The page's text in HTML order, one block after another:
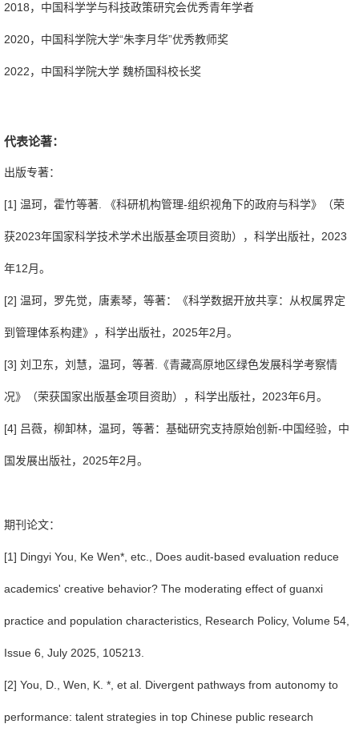
2018，中国科学学与科技政策研究会优秀青年学者
2020，中国科学院大学“朱李月华”优秀教师奖
2022，中国科学院大学 魏桥国科校长奖
代表论著：
出版专著：
[1] 温珂，霍竹等著. 《科研机构管理-组织视角下的政府与科学》（荣
获2023年国家科学技术学术出版基金项目资助），科学出版社，2023
年12月。
[2] 温珂，罗先觉，唐素琴，等著：《科学数据开放共享：从权属界定
到管理体系构建》，科学出版社，2025年2月。
[3] 刘卫东，刘慧，温珂，等著.《青藏高原地区绿色发展科学考察情
况》（荣获国家出版基金项目资助），科学出版社，2023年6月。
[4] 吕薇，柳卸林，温珂，等著：基础研究支持原始创新-中国经验，中
国发展出版社，2025年2月。
期刊论文：
[1] Dingyi You, Ke Wen*, etc., Does audit-based evaluation reduce
academics' creative behavior? The moderating effect of guanxi
practice and population characteristics, Research Policy, Volume 54,
Issue 6, July 2025, 105213.
[2] You, D., Wen, K. *, et al. Divergent pathways from autonomy to
performance: talent strategies in top Chinese public research